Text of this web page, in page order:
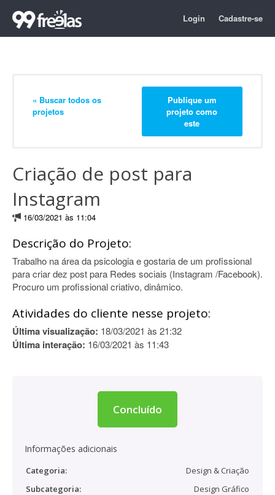
Login Cadastre-se
« Buscar todos os
projetos
Publique um
projeto como
este
Criação de post para
Instagram
16/03/2021 às 11:04
Descrição do Projeto:
Trabalho na área da psicologia e gostaria de um profissional
para criar dez post para Redes sociais (Instagram /Facebook).
Procuro um profissional criativo, dinâmico.
Atividades do cliente nesse projeto:
Última visualização: 18/03/2021 às 21:32
Última interação: 16/03/2021 às 11:43
Concluído
Informações adicionais
Categoria:
Design & Criação
Subcategoria:
Design Gráfico